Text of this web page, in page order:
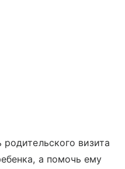
визита
а помочь ему